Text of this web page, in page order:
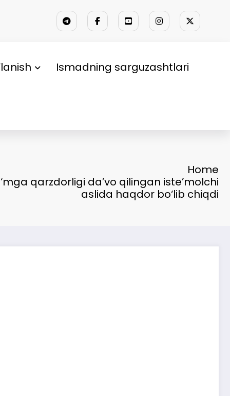
Ismadning sarguzashtlari
Home
qarzdorligi da’vo qilingan iste’molchi
aslida haqdor bo‘lib chiqdi